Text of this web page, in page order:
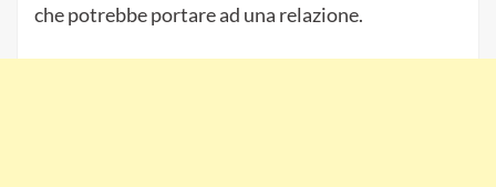
che potrebbe portare ad una relazione.